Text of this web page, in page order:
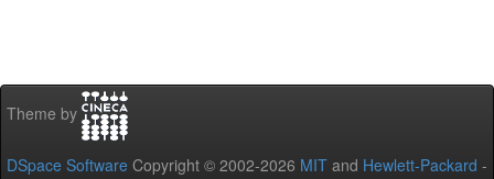
Theme by
DSpace Software Copyright © 2002-2026 MIT and Hewlett-Packard -